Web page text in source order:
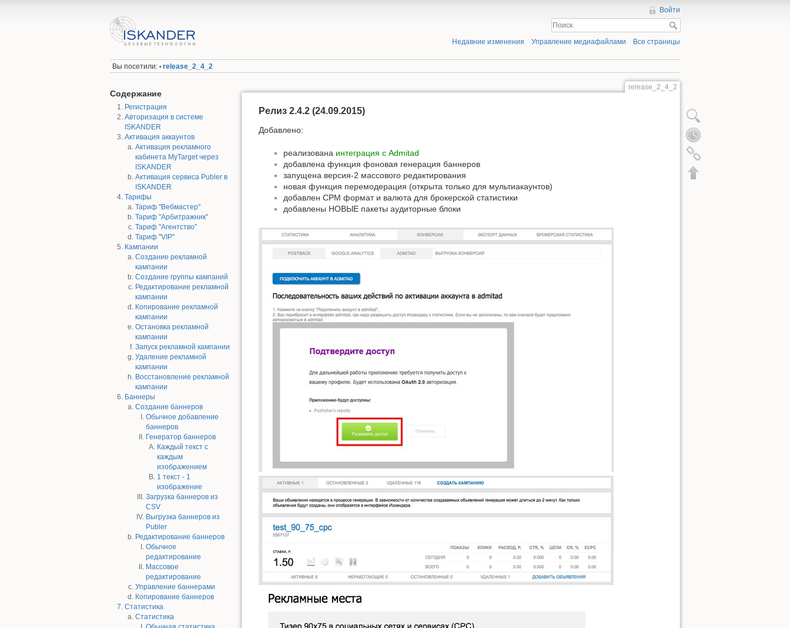
Войти
Недавние изменения Управление медиафайлами Все страницы
Вы посетили: • release_2_4_2
Содержание
Регистрация
Авторизация в системе
ISKANDER
Активация аккаунтов
Активация рекламного
кабинета MyTarget через
ISKANDER
Активация сервиса Publer в
ISKANDER
Тарифы
Тариф "Вебмастер"
Тариф "Арбитражник"
Тариф "Агентство"
Тариф "VIP"
Кампании
Создание рекламной
кампании
Создание группы кампаний
Редактирование рекламной
кампании
Копирование рекламной
кампании
Остановка рекламной
кампании
Запуск рекламной кампании
Удаление рекламной
кампании
Восстановление рекламной
кампании
Баннеры
Создание баннеров
Обычное добавление
баннеров
Генератор баннеров
Каждый текст с
каждым
изображением
1 текст - 1
изображение
Загрузка баннеров из
CSV
Выгрузка баннеров из
Publer
Редактирование баннеров
Обычное
редактирование
Массовое
редактирование
Управление баннерами
Копирование баннеров
Статистика
Статистика
release_2_4_2
Релиз 2.4.2 (24.09.2015)
Добавлено:
реализована интеграция с Admitad
добавлена функция фоновая генерация баннеров
запущена версия-2 массового редактирования
новая функция перемодерация (открыта только для мультиакаунтов)
добавлен CPM формат и валюта для брокерской статистики
добавлены НОВЫЕ пакеты аудиторные блоки